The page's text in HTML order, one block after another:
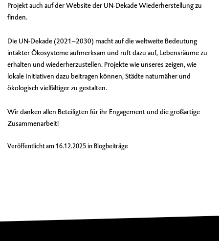
Projekt auch auf derWebsite der UN-Dekade Wiederherstellungzu
finden.
Die UN-Dekade (2021–2030) macht auf die weltweite Bedeutung
intakter Ökosysteme aufmerksam und ruft dazu auf, Lebensräume zu
erhalten und wiederherzustellen. Projekte wie unseres zeigen, wie
lokale Initiativen dazu beitragen können, Städte naturnäher und
ökologisch vielfältiger zu gestalten.
Wir danken allen Beteiligten für ihr Engagement und die großartige
Zusammenarbeit!
Veröffentlicht am 16.12.2025in Blogbeiträge